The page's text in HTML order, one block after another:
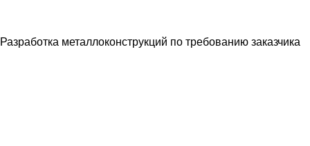
Разработка металлоконструкций по требованию заказчика